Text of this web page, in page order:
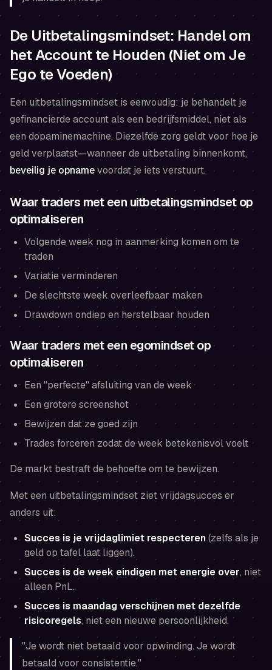
De Uitbetalingsmindset: Handel om
het Account te Houden (Niet om Je
Ego te Voeden)
Een uitbetalingsmindset is eenvoudig: je behandelt je
gefinancierde account als een bedrijfsmiddel, niet als
een dopaminemachine. Diezelfde zorg geldt voor hoe je
geld verplaatst—wanneer de uitbetaling binnenkomt,
beveilig je opnamevoordat je iets verstuurt.
Waar traders met een uitbetalingsmindset op
optimaliseren
Volgende week nog in aanmerking komen om te
traden
Variatie verminderen
De slechtste week overleefbaar maken
Drawdown ondiep en herstelbaar houden
Waar traders met een egomindset op
optimaliseren
Een "perfecte" afsluiting van de week
Een grotere screenshot
Bewijzen dat ze goed zijn
Trades forceren zodat de week betekenisvol voelt
De markt bestraft de behoefte om te bewijzen.
Met een uitbetalingsmindset ziet vrijdagsucces er
anders uit:
Succes is je vrijdaglimiet respecteren(zelfs als je
geld op tafel laat liggen).
Succes is de week eindigen met energie over, niet
alleen PnL.
Succes is maandag verschijnen met dezelfde
risicoregels, niet een nieuwe persoonlijkheid.
"Je wordt niet betaald voor opwinding. Je wordt
betaald voor consistentie."